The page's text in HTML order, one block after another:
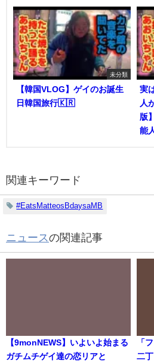
未分類
【韓国VLOG】ゲイのお誕生
日韓国旅行🇰🇷
実
人
版
能人
関連キーワード
#EatsMatteosBdaysaMB
ニュースの関連記事
【9monNEWS】いよいよ始まる
ガチムチゲイ達の恋リアと
「
二